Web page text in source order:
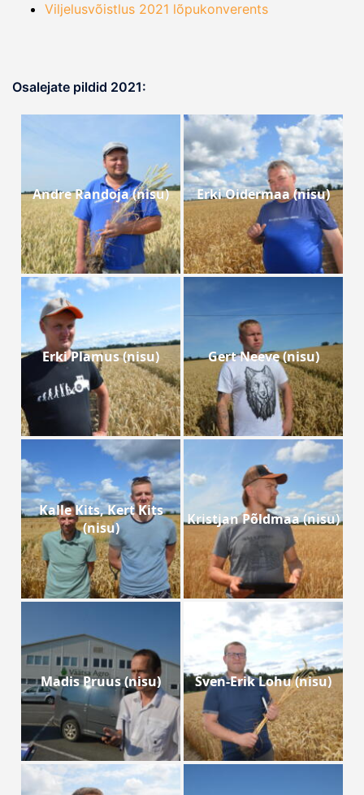
Viljelusvõistlus 2021 lõpukonverents
Osalejate pildid 2021:
Andre Randoja (nisu) Erki Oidermaa (nisu)
Erki Plamus (nisu) Gert Neeve (nisu)
Kalle Kits, Kert Kits
(nisu)
Kristjan Põldmaa (nisu)
Madis Pruus (nisu) Sven-Erik Lohu (nisu)